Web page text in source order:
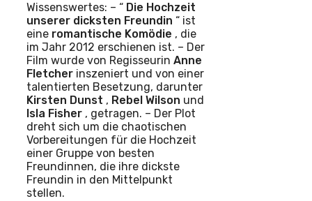
Wissenswertes: – “ Die Hochzeit
unserer dicksten Freundin “ ist
eine romantische Komödie , die
im Jahr 2012 erschienen ist. – Der
Film wurde von Regisseurin Anne
Fletcher inszeniert und von einer
talentierten Besetzung, darunter
Kirsten Dunst , Rebel Wilson und
Isla Fisher , getragen. – Der Plot
dreht sich um die chaotischen
Vorbereitungen für die Hochzeit
einer Gruppe von besten
Freundinnen, die ihre dickste
Freundin in den Mittelpunkt
stellen.